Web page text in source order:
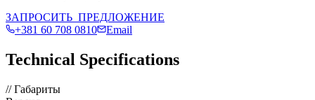
ЗАПРОСИТЬ_ПРЕДЛОЖЕНИЕ
+381 60 708 0810
Email
Technical Specifications
//Габариты